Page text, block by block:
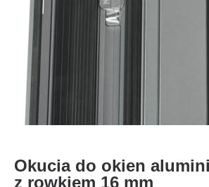
Okucia do okien
z rowkiem 16 mm